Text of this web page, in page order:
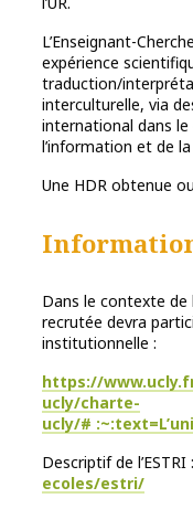
L’Enseignant-
expérience
traduction/
interculturelle, via
international dans le
l’information et de
Une HDR obtenue
Dans le contexte de
recrutée devra
institutionnelle :
https://
ucly/charte-
ucly/#
Descriptif de l’ESTRI :
ecoles/estri/